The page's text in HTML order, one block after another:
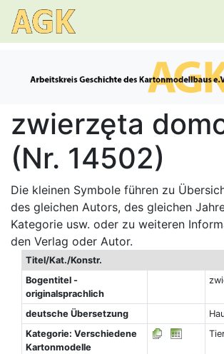
zwierzęta
(Nr. 14502)
Die kleinen Symbole führen zu
des gleichen Autors, des gleichen
Kategorie usw. oder zu weiteren
den Verlag oder Autor.
Titel/Kat./Konstr.
Bogentitel -
originalsprachlich
deutsche Übersetzung
Kategorie: Verschiedene
Kartonmodelle